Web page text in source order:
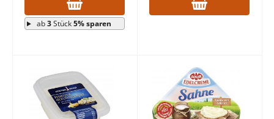
ab3Stück5% sparen